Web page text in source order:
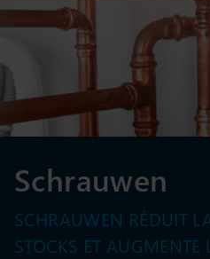
Schrauwen
SCHRAUWEN RÉDUIT
STOCKS ET AUGMENTE